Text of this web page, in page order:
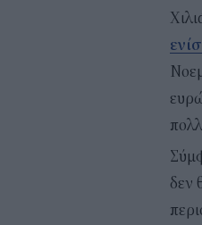
δεν